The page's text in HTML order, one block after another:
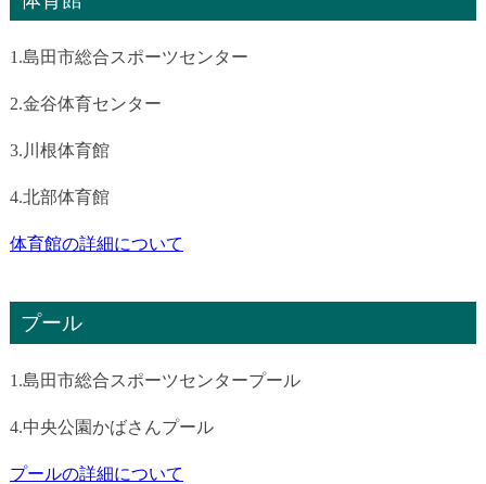
1.島田市総合スポーツセンター
2.金谷体育センター
3.川根体育館
4.北部体育館
体育館の詳細について
プール
1.島田市総合スポーツセンタープール
4.中央公園かばさんプール
プールの詳細について